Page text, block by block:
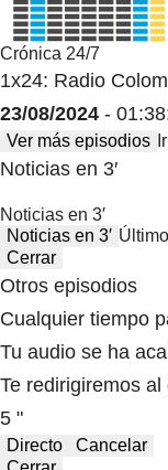
Crónica 24/7
1x24: Radio
23/08/2024 -
Ver más episodios
Noticias en 3′
Noticias en 3′
Noticias en 3′
Cerrar
Otros episodios
Cualquier tiempo
Tu audio se ha
Te redirigiremos al
5 "
Directo
Cancelar